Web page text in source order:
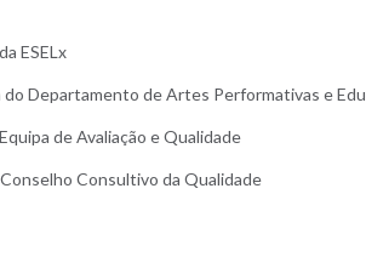
ESELx
Departamento de Artes Performativas e
de Avaliação e Qualidade
Consultivo da Qualidade